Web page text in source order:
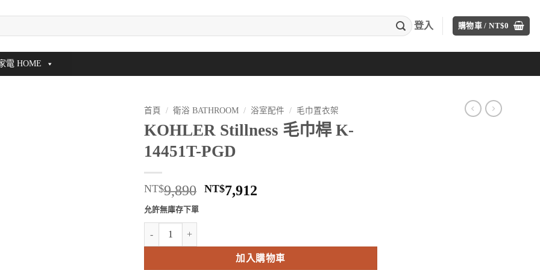
登入 購物車 /NT$0
電 HOME
首頁 / 衛浴 BATHROOM / 浴室配件 / 毛巾置衣架
KOHLER Stillness 毛巾桿 K-
14451T-PGD
NT$9,890 原
NT$9,890。
NT$7,912
NT$7,912。
允許無庫存下單
加入購物車